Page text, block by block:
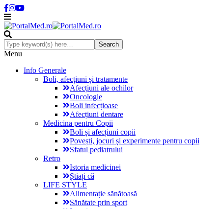
Menu
Info Generale
Boli, afecțiuni și tratamente
Afecțiuni ale ochilor
Oncologie
Boli infecțioase
Afecțiuni dentare
Medicina pentru Copii
Boli și afecțiuni copii
Povești, jocuri și experimente pentru copii
Sfatul pediatrului
Retro
Istoria medicinei
Știați că
LIFE STYLE
Alimentație sănătoasă
Sănătate prin sport